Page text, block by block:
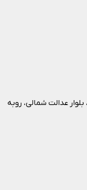
عدالت شمالی، روبه